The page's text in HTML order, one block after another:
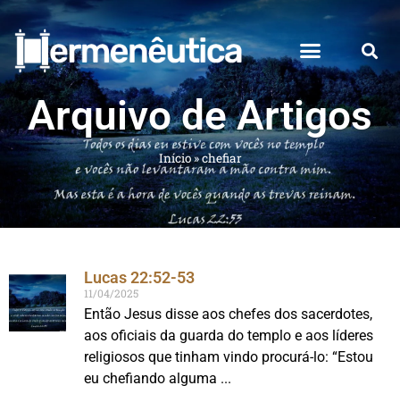
Arquivo de Artigos
Início»chefiar
Lucas 22:52-53
11/04/2025
Então Jesus disse aos chefes dos sacerdotes,
aos oficiais da guarda do templo e aos líderes
religiosos que tinham vindo procurá-lo: “Estou
eu chefiando alguma